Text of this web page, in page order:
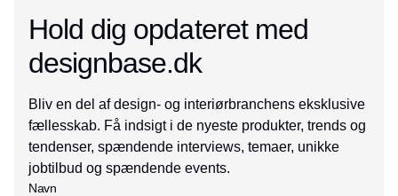
Hold dig opdateret med
designbase.dk
Bliv en del af design- og interiørbranchens eksklusive
fællesskab. Få indsigt i de nyeste produkter, trends og
tendenser, spændende interviews, temaer, unikke
jobtilbud og spændende events.
Navn